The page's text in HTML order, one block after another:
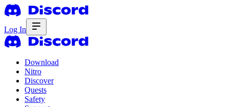
Log In
Download
Nitro
Discover
Quests
Safety